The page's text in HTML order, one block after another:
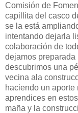
Comisión de
capillita del casco
se la está
intentando dejarla
colaboración de
dejamos
descubrimos una
vecina ala
haciendo un
aprendices en
maña y la